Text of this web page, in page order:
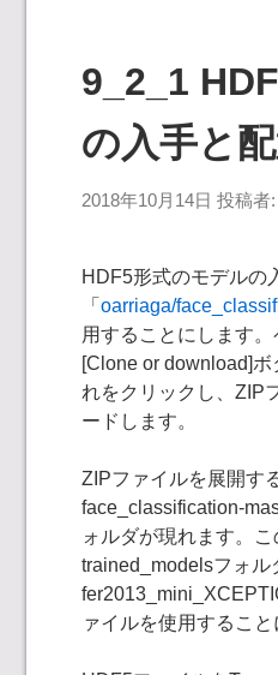
9_2_1
の入手と
2018年10月14日 投稿者:
HDF5形式のモデルの
「oarriaga/
用することにします
[Clone or download]ボ
れをクリックし、ZIP
ードします。
ZIPファイルを展開す
face_classification-
ォルダが現れます。
trained_modelsフォル
ァイルを使用すること